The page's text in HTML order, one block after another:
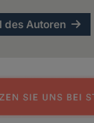
des Autoren